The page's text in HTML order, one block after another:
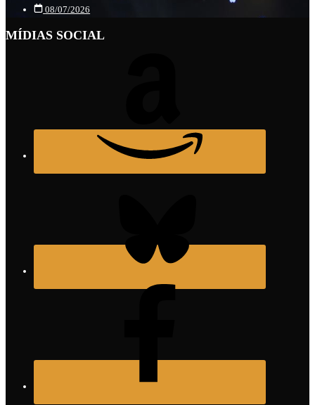
08/07/2026
MÍDIAS SOCIAL